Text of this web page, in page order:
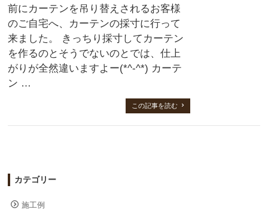
前にカーテンを吊り替えされるお客様
のご自宅へ、カーテンの採寸に行って
来ました。 きっちり採寸してカーテン
を作るのとそうでないのとでは、仕上
がりが全然違いますよー(*^-^*) カーテ
ン …
この記事を読む
カテゴリー
施工例